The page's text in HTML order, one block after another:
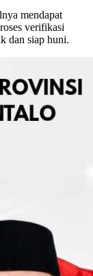
mendapat
verifikasi
dan siap huni.